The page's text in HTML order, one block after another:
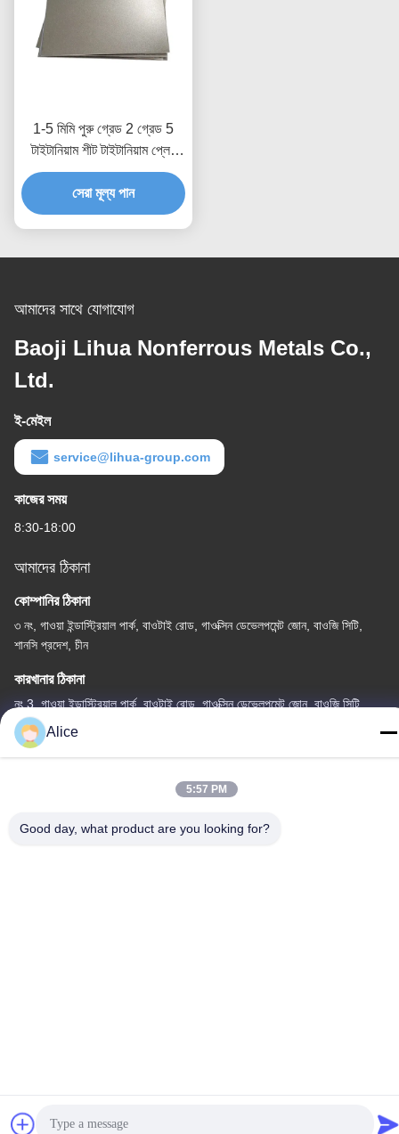
1-5 মিমি পুরু গ্রেড 2 গ্রেড 5
টাইটানিয়াম শীট টাইটানিয়াম প্লেট
স্টক
সেরা মূল্য পান
আমাদের সাথে যোগাযোগ
Baoji Lihua Nonferrous Metals Co.,
Ltd.
ই-মেইল
service@lihua-group.com
কাজের সময়
8:30-18:00
আমাদের ঠিকানা
কোম্পানির ঠিকানা
৩ নং, গাওয়া ইন্ডাস্ট্রিয়াল পার্ক, বাওটাই রোড, গাওক্সিন ডেভেলপমেন্ট জোন, বাওজি সিটি,
শানসি প্রদেশ, চীন
কারখানার ঠিকানা
নং 3, গাওয়া ইন্ডাস্ট্রিয়াল পার্ক, বাওটাই রোড, গাওক্সিন ডেভেলপমেন্ট জোন, বাওজি সিটি,
শানসি প্রদেশ, চীন
টেলিফোন
Alice
5:57 PM
Good day, what product are you looking for?